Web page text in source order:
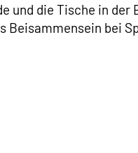
und die Tische in der
bei